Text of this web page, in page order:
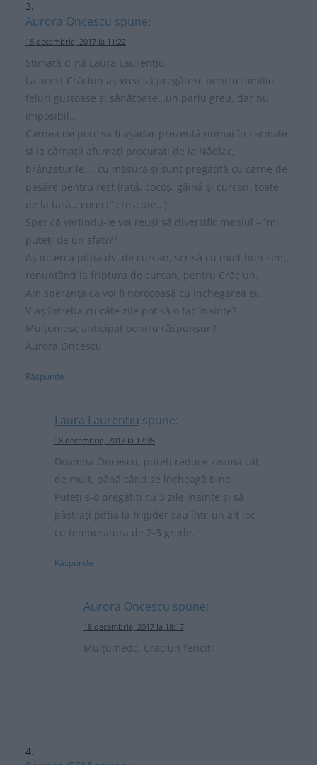
Aurora Oncescu spune:
18 decembrie, 2017 la 11:22
Stimată d-nă Laura Laurențiu,
La acest Crăciun aș vrea să pregătesc pentru familie
feluri gustoase și sănătoase…un pariu greu, dar nu
imposibil…
Carnea de porc va fi așadar prezentă numai în sarmale
și la cârnații afumați procurați de la Nădlac,
brânzeturile…, cu măsură și sunt pregătită cu carne de
pasăre pentru rest (rață, cocoș, găină și curcan, toate
de la țară,„ corect” crescute…).
Sper că variindu-le voi reuși să diversific meniul – îmi
puteți da un sfat???
Aș încerca piftia dv. de curcan, scrisă cu mult bun simț,
renunțând la friptura de curcan, pentru Crăciun.
Am speranța că voi fi norocoasă cu închegarea ei.
V-aș întreba cu câte zile pot să o fac înainte?
Mulțumesc anticipat pentru răspunsuri!
Aurora Oncescu
Răspunde
Laura Laurențiu spune:
18 decembrie, 2017 la 17:35
Doamna Oncescu, puteți reduce zeama cât
de mult, până când se încheagă bine.
Puteți s-o pregătiți cu 3 zile înainte și să
păstrați piftia la frigider sau într-un alt loc
cu temperatura de 2-3 grade.
Răspunde
Aurora Oncescu spune:
18 decembrie, 2017 la 18:17
Mulțumedc, Crăciun fericit!